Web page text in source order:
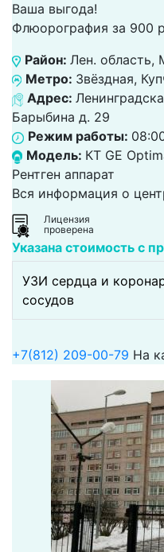
Ваша выгода!
Флюорография за 900
Район: Лен. область,
Метро: Звёздная,
Адрес:
Барыбина д. 29
Режим работы:
Модель: КТ GE
Рентген аппарат
Вся информация о
Лицензия
проверена
Указана стоимость с
УЗИ сердца и
сосудов
+7(812) 209-00-79 На